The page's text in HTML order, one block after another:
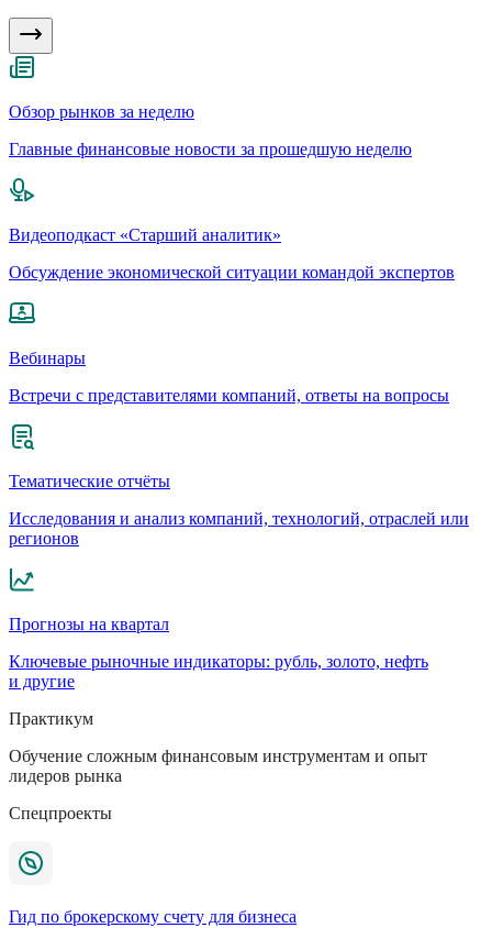
Обзор рынков за неделю
Главные финансовые новости за прошедшую неделю
Видеоподкаст «Старший аналитик»
Обсуждение экономической ситуации командой экспертов
Вебинары
Встречи с представителями компаний, ответы на вопросы
Тематические отчёты
Исследования и анализ компаний, технологий, отраслей или
регионов
Прогнозы на квартал
Ключевые рыночные индикаторы: рубль, золото, нефть
и другие
Практикум
Обучение сложным финансовым инструментам и опыт
лидеров рынка
Спецпроекты
Гид по брокерскому счету для бизнеса